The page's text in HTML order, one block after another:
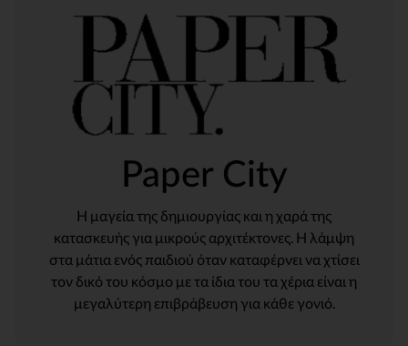
Paper City
Η μαγεία της δημιουργίας και η χαρά της
κατασκευής για μικρούς αρχιτέκτονες. Η λάμψη
στα μάτια ενός παιδιού όταν καταφέρνει να χτίσει
τον δικό του κόσμο με τα ίδια του τα χέρια είναι η
μεγαλύτερη επιβράβευση για κάθε γονιό.